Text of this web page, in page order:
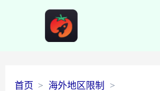
首页
海外地区限制